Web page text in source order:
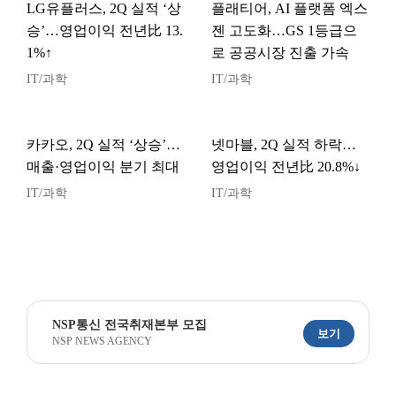
LG유플러스, 2Q 실적 ‘상
승’…영업이익 전년比 13.
1%↑
IT/과학
플래티어, AI 플랫폼 엑스
젠 고도화…GS 1등급으
로 공공시장 진출 가속
IT/과학
카카오, 2Q 실적 ‘상승’…
매출·영업이익 분기 최대
IT/과학
넷마블, 2Q 실적 하락…
영업이익 전년比 20.8%↓
IT/과학
NSP통신 전국취재본부 모집
NSP NEWS AGENCY
보기